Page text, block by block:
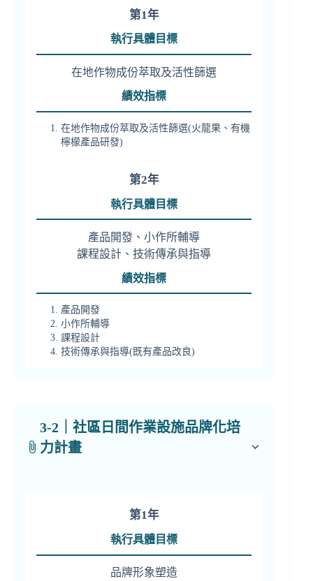
第1年
執行具體目標
在地作物成份萃取及活性篩選
績效指標
在地作物成份萃取及活性篩選(火龍果、有機
檸檬產品研發)
第2年
執行具體目標
產品開發、小作所輔導
課程設計、技術傳承與指導
績效指標
產品開發
小作所輔導
課程設計
技術傳承與指導(既有產品改良)
3-2｜社區日間作業設施品牌化培
力計畫
第1年
執行具體目標
品牌形象塑造